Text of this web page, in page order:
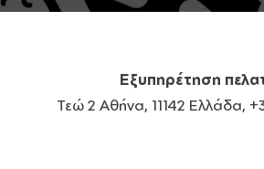
Εξυπηρέτηση
Τεώ 2 Αθήνα, 11142 Ελλάδα,